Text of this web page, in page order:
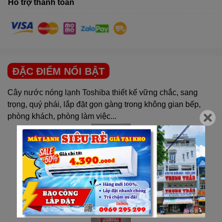
ĐẶC ĐIỂM NỔI BẬT
Cây nước nóng lạnh Toshiba thiết kế vững chắc, sang
trọng, quý phái, lắp đặt gọn gàng trong không gian bếp,
phòng khách, phòng làm việc...